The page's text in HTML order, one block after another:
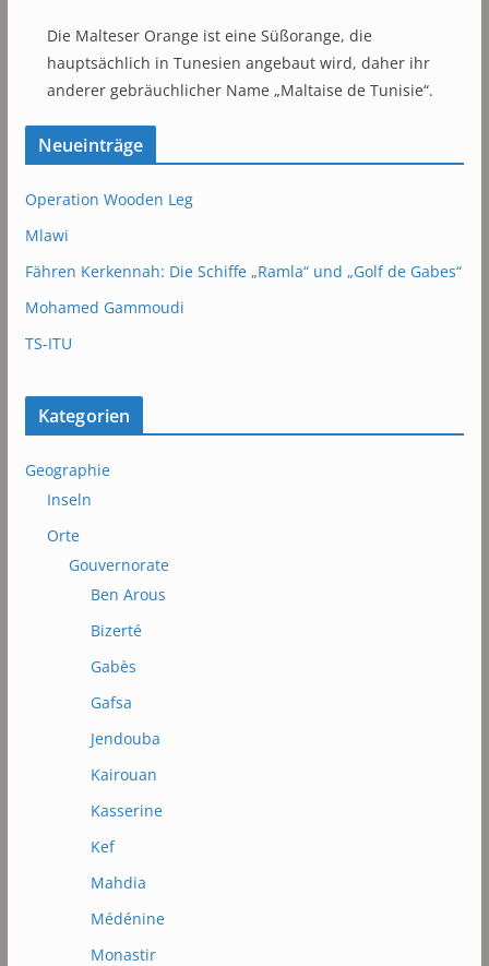
Die Malteser Orange ist eine Süßorange, die
hauptsächlich in Tunesien angebaut wird, daher ihr
anderer gebräuchlicher Name „Maltaise de Tunisie“.
Neueinträge
Operation Wooden Leg
Mlawi
Fähren Kerkennah: Die Schiffe „Ramla“ und „Golf de Gabes“
Mohamed Gammoudi
TS-ITU
Kategorien
Geographie
Inseln
Orte
Gouvernorate
Ben Arous
Bizerté
Gabès
Gafsa
Jendouba
Kairouan
Kasserine
Kef
Mahdia
Médénine
Monastir